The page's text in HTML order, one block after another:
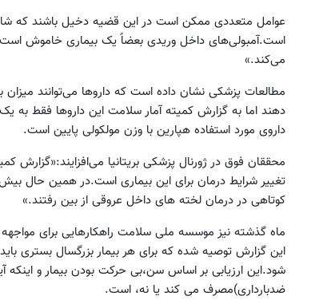
عوامل متعددی ممکن است در این قضیه دخیل باشند که
است.آمبولی‌های داخل وریدی بعضاً یک بیماری خاموش
می‌کند.»
‌دهند اما به گزارش کمیته آمار سلامت این داروها فقط به
داروی مورد استفاده هپارین با وزن مولکولی پایین است.
محققان فوق در ژورنال پزشکی بریتانیا
کوتاهی در درمان لخته های داخل عروقی از بین رفتند.»
ماه گذشته نیز موسسه ملی سلامت راهکارهایی برای
این گزارش توصیه شده که برای هر بیمار بزرگسال بستری
شود.این ارزیابی بر اساس سن،بی حرکت بودن بیمار و اینکه
ضدبارداری)مصرف می کند یا نه، است.